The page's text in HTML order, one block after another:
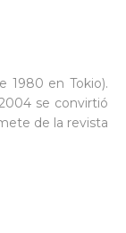
1980 en Tokio).
se convirtió
de la revista